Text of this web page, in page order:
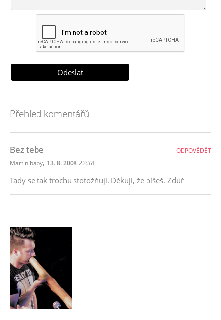
Přehled komentářů
Bez tebe
Martinibaby, 13. 8. 2008 22:38
Tady se tak trochu stotožňuji. Děkuji, že píšeš. Zduř
ODPOVĚDĚT